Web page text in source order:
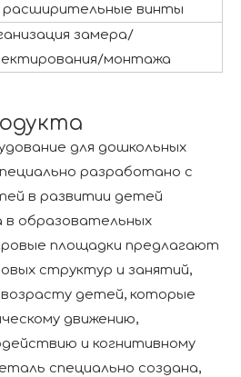
расширительные винты
замера/
монтажа
для дошкольных
разработано с
в развитии детей
образовательных
площадки предлагают
структур и занятий,
детей, которые
движению,
и когнитивному
специально создана,